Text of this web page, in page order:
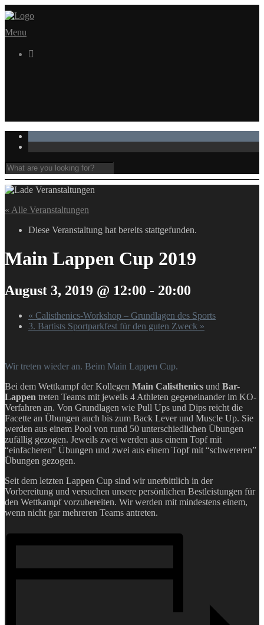
Menu

« Alle Veranstaltungen
Diese Veranstaltung hat bereits stattgefunden.
Main Lappen Cup 2019
August 3, 2019 @ 12:00 - 20:00
« Calisthenics-Workshop – Grundlagen des Sports
3. Bartists Sportparkfest für den guten Zweck »
Wir treten wieder an. Beim Main Lappen Cup.
Bei dem Wettkampf der Kollegen Main Calisthenics und Bar-
Lappen treten Teams mit jeweils 4 Athleten gegeneinander im KO-
Verfahren an. Von Grundlagen wie Pull Ups und Dips reicht die
Facette an Übungen auch bis zum Back Lever und Muscle Up. Sie
werden aus einem Pool von rund 50 unterschiedlichen Übungen
zufällig gezogen. Jeweils zwei werden aus einem Topf mit
“einfacheren” Übungen und zwei aus einem Topf mit “schwereren”
Übungen gezogen.
Seit dem letzten Lappen Cup sind wir unerbittlich in der
Vorbereitung und versuchen unsere persönlichen Bestleistungen für
den Wettkampf vorzubereiten. Wir werden mit mindestens einem,
wenn nicht gar mehreren Teams antreten.